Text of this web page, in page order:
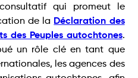
consultatif qui promeut le
de la Déclaration des
des Peuples autochtones.
un rôle clé en tant que
les agences des